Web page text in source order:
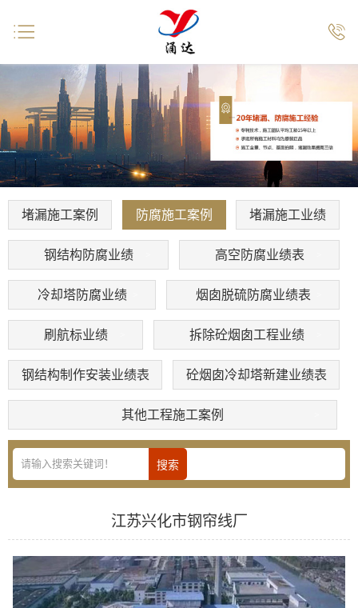
堵漏施工案例 防腐施工案例 堵漏施工业绩
钢结构防腐业绩 高空防腐业绩表
冷却塔防腐业绩 烟囱脱硫防腐业绩表
刷航标业绩 拆除砼烟囱工程业绩
钢结构制作安装业绩表 砼烟囱冷却塔新建业绩表
其他工程施工案例
江苏兴化市钢帘线厂
 